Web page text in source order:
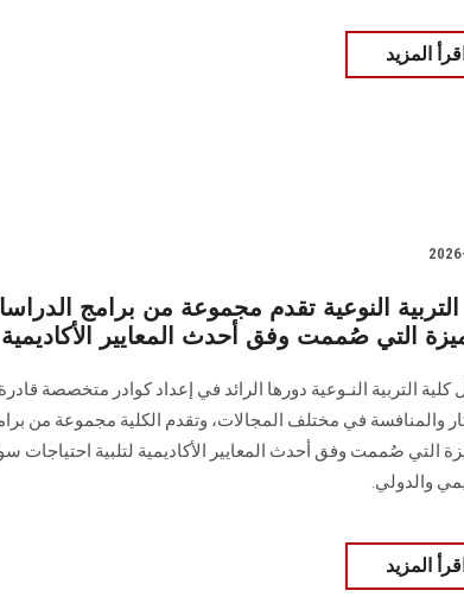
المزيد
التربية النوعية تقدم مجموعة من برامج
التي صُممت وفق أحدث المعايير الأكاديمية
كلية التربية النـوعية دورها الرائد في إعداد كوادر متخصصة
والمنافسة في مختلف المجالات، وتقدم الكلية مجموعة من
التي صُممت وفق أحدث المعايير الأكاديمية لتلبية احتياجات
والدولي.
المزيد